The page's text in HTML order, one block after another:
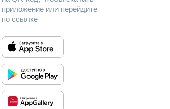
приложение или перейдите
по ссылке